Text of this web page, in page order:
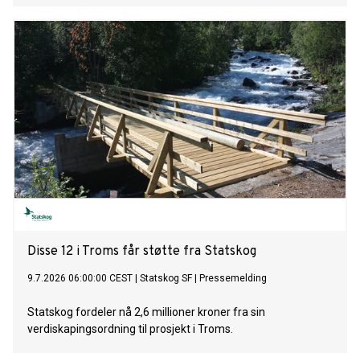
Disse 12 i Troms får støtte fra Statskog
9.7.2026 06:00:00 CEST Statskog SF| Pressemelding
Statskog fordeler nå 2,6 millioner kroner fra sin
verdiskapingsordning til prosjekt i Troms.